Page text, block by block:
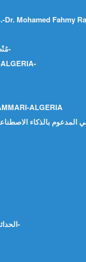
Dr. Mohamed Fahmy
مُنْطَلَقَاتُ التَّحْلِيلِ عِنْدَ مَالِكِ بْنِ نَبِي بين السنن القرآنية والمقاربة السببية – د. طراري بن عيسى الجزائر-
ALGERIA
الحداثة وتفسير القرآن بين الجذور الفلسفية وإشكالات التطبيق -د. محمد قائد ناجي محمد الحسيني-اليمن-